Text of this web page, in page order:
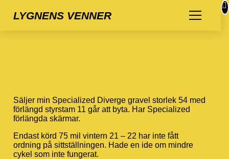
LYGNENS VENNER
Säljer min Specialized Diverge gravel storlek 54 med
förlängd styrstam 11 går att byta. Har Specialized
förlängda skärmar.
Endast körd 75 mil vintern 21 – 22 har inte fått
ordning på sittställningen. Hade en ide om mindre
cykel som inte fungerat.